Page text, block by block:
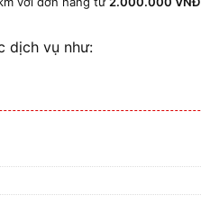
dịch vụ như: